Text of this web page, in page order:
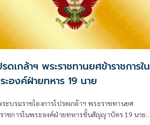
รดเกล้าฯ พระราชทานยศข้าราชการใน
ะองค์ฝ่ายทหาร 19 นาย
ะบรมราชโองการโปรดเกล้าฯ พระราชทานยศ
าชการในพระองค์ฝ่ายทหารชั้นสัญญาบัตร 19 นาย